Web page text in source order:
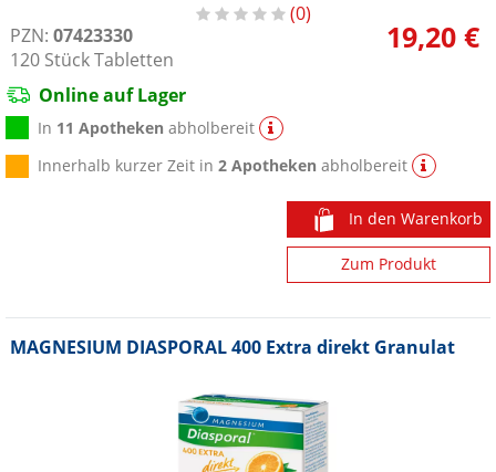
0
PZN: 07423330
120 Stück Tabletten
19,20 €
Online auf Lager
In 11 Apotheken abholbereit
Innerhalb kurzer Zeit in2 Apotheken abholbereit
In den Warenkorb
Zum Produkt
MAGNESIUM DIASPORAL 400 Extra direkt Granulat